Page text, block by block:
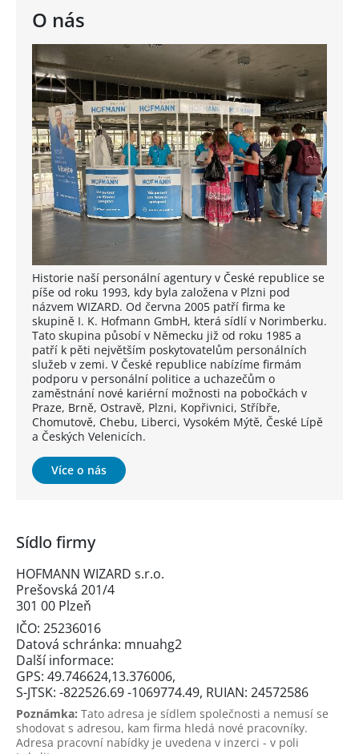
O nás
Historie naší personální agentury v České republice se
píše od roku 1993, kdy byla založena v Plzni pod
názvem WIZARD. Od června 2005 patří firma ke
skupině I. K. Hofmann GmbH, která sídlí v Norimberku.
Tato skupina působí v Německu již od roku 1985 a
patří k pěti největším poskytovatelům personálních
služeb v zemi. V České republice nabízíme firmám
podporu v personální politice a uchazečům o
zaměstnání nové kariérní možnosti na pobočkách v
Praze, Brně, Ostravě, Plzni, Kopřivnici, Stříbře,
Chomutově, Chebu, Liberci, Vysokém Mýtě, České Lípě
a Českých Velenicích.
Více o nás
Sídlo firmy
HOFMANN WIZARD s.r.o.
Prešovská 201/4
301 00 Plzeň
IČO: 25236016
Datová schránka: mnuahg2
Další informace:
GPS: 49.746624,13.376006,
S-JTSK: -822526.69 -1069774.49, RUIAN: 24572586
Poznámka: Tato adresa je sídlem společnosti a nemusí se
shodovat s adresou, kam firma hledá nové pracovníky.
Adresa pracovní nabídky je uvedena v inzerci - v poli